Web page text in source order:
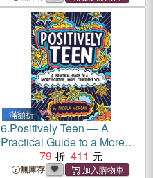
滿額折
6.Positively Teen ― A
Practical Guide to a More
Positive, More Confident
You
79 411
無庫存